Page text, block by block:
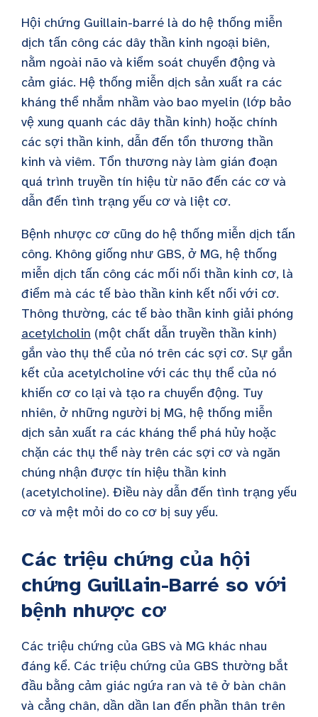
Hội chứng Guillain-barré là do hệ thống miễn
dịch tấn công các dây thần kinh ngoại biên,
nằm ngoài não và kiểm soát chuyển động và
cảm giác. Hệ thống miễn dịch sản xuất ra các
kháng thể nhắm nhầm vào bao myelin (lớp bảo
vệ xung quanh các dây thần kinh) hoặc chính
các sợi thần kinh, dẫn đến tổn thương thần
kinh và viêm. Tổn thương này làm gián đoạn
quá trình truyền tín hiệu từ não đến các cơ và
dẫn đến tình trạng yếu cơ và liệt cơ.
Bệnh nhược cơ cũng do hệ thống miễn dịch tấn
công. Không giống như GBS, ở MG, hệ thống
miễn dịch tấn công các mối nối thần kinh cơ, là
điểm mà các tế bào thần kinh kết nối với cơ.
Thông thường, các tế bào thần kinh giải phóng
acetylcholin (một chất dẫn truyền thần kinh)
gắn vào thụ thể của nó trên các sợi cơ. Sự gắn
kết của acetylcholine với các thụ thể của nó
khiến cơ co lại và tạo ra chuyển động. Tuy
nhiên, ở những người bị MG, hệ thống miễn
dịch sản xuất ra các kháng thể phá hủy hoặc
chặn các thụ thể này trên các sợi cơ và ngăn
chúng nhận được tín hiệu thần kinh
(acetylcholine). Điều này dẫn đến tình trạng yếu
cơ và mệt mỏi do co cơ bị suy yếu.
Các triệu chứng của hội
chứng Guillain-Barré so với
bệnh nhược cơ
Các triệu chứng của GBS và MG khác nhau
đáng kể. Các triệu chứng của GBS thường bắt
đầu bằng cảm giác ngứa ran và tê ở bàn chân
và cẳng chân, dần dần lan đến phần thân trên